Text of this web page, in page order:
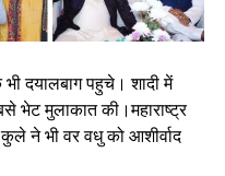
दयालबाग पहुचे। शादी में
भेट मुलाकात की।महाराष्ट्र
ने भी वर वधु को आशीर्वाद